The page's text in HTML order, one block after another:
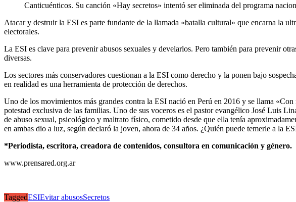
Canticuénticos. Su canción «Hay secretos» intentó ser eliminada del programa
Atacar y destruir la ESI es parte fundante de la llamada «batalla cultural» que encarna la
electorales.
La ESI es clave para prevenir abusos sexuales y develarlos. Pero también para prevenir
diversas.
Los sectores más conservadores cuestionan a la ESI como derecho y la ponen bajo
en realidad es una herramienta de protección de derechos.
Uno de los movimientos más grandes contra la ESI nació en Perú en 2016 y se llama
potestad exclusiva de las familias. Uno de sus voceros es el pastor evangélico José Luis
de abuso sexual, psicológico y maltrato físico, cometido desde que ella tenía
en ambas dio a luz, según declaró la joven, ahora de 34 años. ¿Quién puede temerle a la
*Periodista, escritora, creadora de contenidos, consultora en comunicación y
www.prensared.org.ar
TaggedESIEvitar abusosSecretos